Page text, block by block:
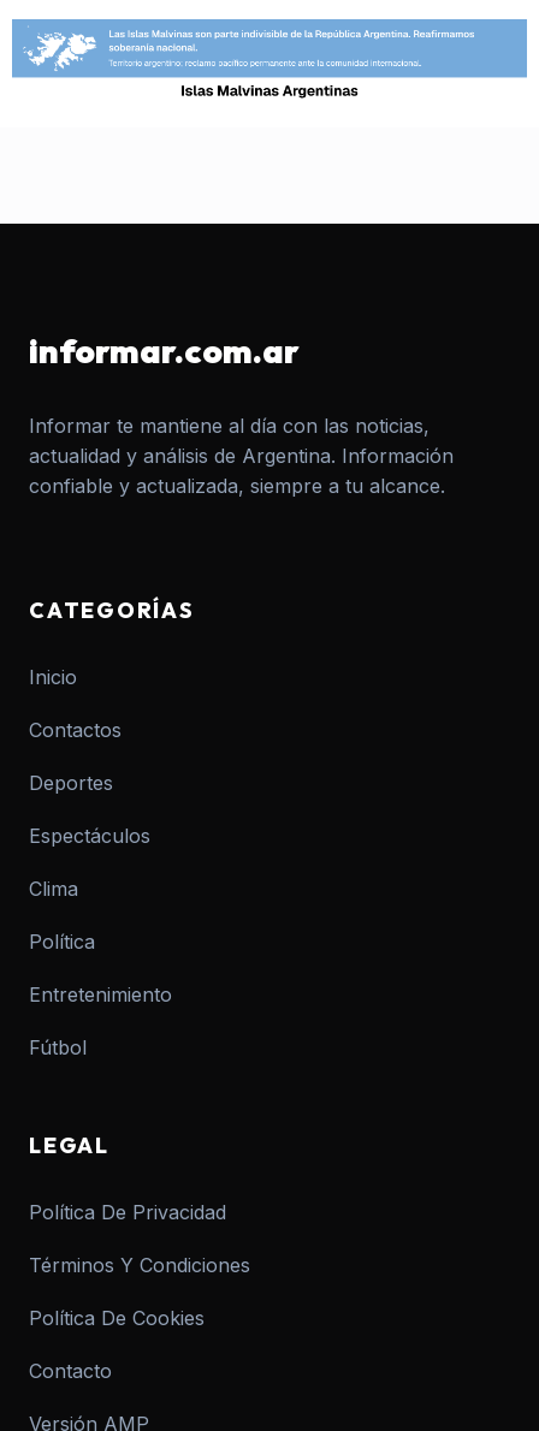
informar.com.ar
Informar te mantiene al día con las noticias,
actualidad y análisis de Argentina. Información
confiable y actualizada, siempre a tu alcance.
CATEGORÍAS
Inicio
Contactos
Deportes
Espectáculos
Clima
Política
Entretenimiento
Fútbol
LEGAL
Política De Privacidad
Términos Y Condiciones
Política De Cookies
Contacto
Versión AMP